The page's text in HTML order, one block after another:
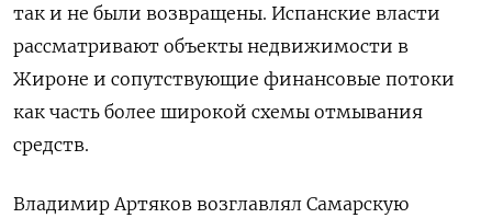
так и не были возвращены. Испанские власти
рассматривают объекты недвижимости в
Жироне и сопутствующие финансовые потоки
как часть более широкой схемы отмывания
средств.
Владимир Артяков возглавлял Самарскую